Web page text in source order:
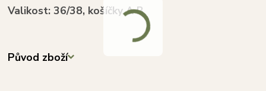
Valikost: 36/38, košíčky A B
Původ zboží